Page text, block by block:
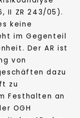
II ZR 243/05).
keine
im Gegenteil
Der AR ist
von
dazu
zu
Festhalten an
OGH